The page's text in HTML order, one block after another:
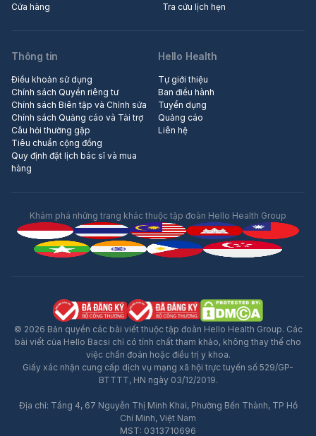
Quảng Cáo
Cửa hàng
Tra cứu lịch hẹn
Thông tin
Điều khoản sử dụng
Chính sách Quyền riêng tư
Chính sách Biên tập và Chỉnh sửa
Chính sách Quảng cáo và Tài trợ
Câu hỏi thường gặp
Tiêu chuẩn cộng đồng
Quy định đặt lịch bác sĩ và mua
hàng
Hello Health
Tự giới thiệu
Ban điều hành
Tuyển dụng
Quảng cáo
Liên hệ
Khám phá những trang khác thuộc tập đoàn Hello Health Group
© 2026 Bản quyền các bài viết thuộc tập đoàn Hello Health Group. Các
bài viết của Hello Bacsi chỉ có tính chất tham khảo, không thay thế cho
việc chẩn đoán hoặc điều trị y khoa.
Giấy xác nhận cung cấp dịch vụ mạng xã hội trực tuyến số 529/GP-
BTTTT, HN ngày 03/12/2019.
Địa chỉ: Tầng 4, 67 Nguyễn Thị Minh Khai, Phường Bến Thành, TP Hồ
Chí Minh, Việt Nam
MST: 0313710696